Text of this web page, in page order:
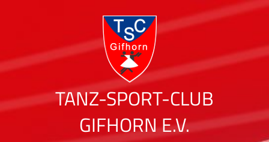
TANZ-SPORT-CLUB
GIFHORN E.V.